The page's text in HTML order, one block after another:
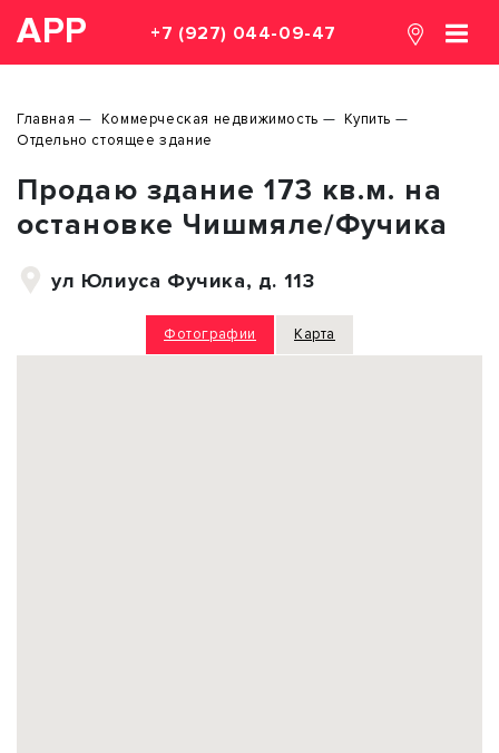
АРР +7 (927) 044-09-47
Главная Коммерческая недвижимость
Купить
Отдельно стоящее здание
Продаю здание 173 кв.м. на
остановке Чишмяле/Фучика
ул Юлиуса Фучика, д. 113
Фотографии Карта